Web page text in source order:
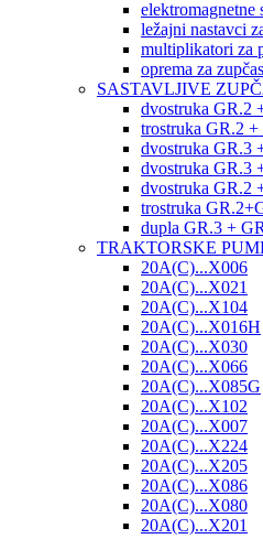
elektromagnetne
ležajni nastavci
multiplikatori za
oprema za
SASTAVLJIVE
dvostruka GR.2
trostruka GR.2
dvostruka GR.3
dvostruka GR.3
dvostruka GR.2
trostruka
dupla GR.3 +
TRAKTORSKE
20A(C)...X006
20A(C)...X021
20A(C)...X104
20A(C)...X016H
20A(C)...X030
20A(C)...X066
20A(C)...X085G
20A(C)...X102
20A(C)...X007
20A(C)...X224
20A(C)...X205
20A(C)...X086
20A(C)...X080
20A(C)...X201